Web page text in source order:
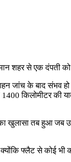
शहर से एक दंपती को
जांच के बाद संभव
किलोमीटर की
खुलासा तब हुआ जब
फ्लैट से कोई भी